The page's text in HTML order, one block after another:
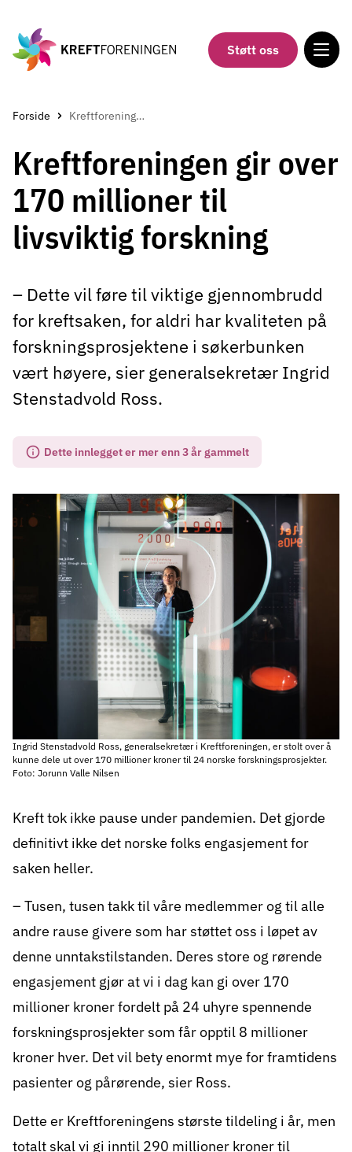
hovedinnholdet
Støtt oss
Forside Kreftforeningen gir over 170 millioner til livsviktig forskning
Kreftforeningen gir over
170 millioner til
livsviktig forskning
– Dette vil føre til viktige gjennombrudd
for kreftsaken, for aldri har kvaliteten på
forskningsprosjektene i søkerbunken
vært høyere, sier generalsekretær Ingrid
Stenstadvold Ross.
Dette innlegget er mer enn 3 år gammelt
Ingrid Stenstadvold Ross, generalsekretær i Kreftforeningen, er stolt over å
kunne dele ut over 170 millioner kroner til 24 norske forskningsprosjekter.
Foto: Jorunn Valle Nilsen
Kreft tok ikke pause under pandemien. Det gjorde
definitivt ikke det norske folks engasjement for
saken heller.
– Tusen, tusen takk til våre medlemmer og til alle
andre rause givere som har støttet oss i løpet av
denne unntakstilstanden. Deres store og rørende
engasjement gjør at vi i dag kan gi over 170
millioner kroner fordelt på 24 uhyre spennende
forskningsprosjekter som får opptil 8 millioner
kroner hver. Det vil bety enormt mye for framtidens
pasienter og pårørende, sier Ross.
Dette er Kreftforeningens største tildeling i år, men
totalt skal vi gi inntil 290 millioner kroner til